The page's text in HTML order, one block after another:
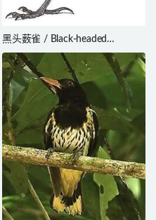
黑头薮雀 / Black-headed
Brushfinch / Arremon atricapillus